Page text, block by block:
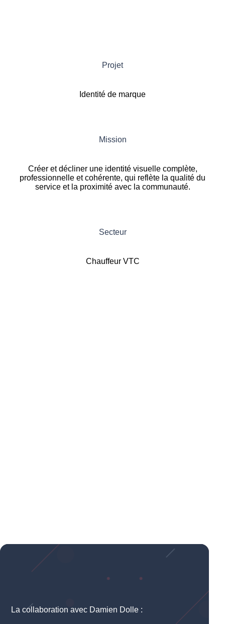
Projet
Identité de marque
Mission
Créer et décliner une identité visuelle complète,
professionnelle et cohérente, qui reflète la qualité du
service et la proximité avec la communauté.
Secteur
Chauffeur VTC
La collaboration avec Damien Dolle :